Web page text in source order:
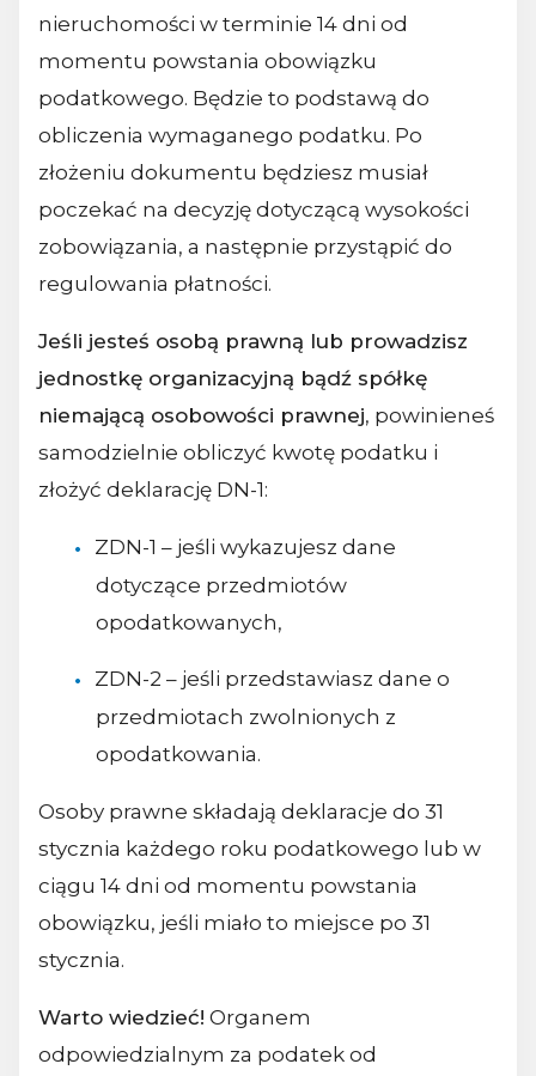
nieruchomości w terminie 14 dni od
momentu powstania obowiązku
podatkowego. Będzie to podstawą do
obliczenia wymaganego podatku. Po
złożeniu dokumentu będziesz musiał
poczekać na decyzję dotyczącą wysokości
zobowiązania, a następnie przystąpić do
regulowania płatności.
Jeśli jesteś osobą prawną lub prowadzisz
jednostkę organizacyjną bądź spółkę
niemającą osobowości prawnej, powinieneś
samodzielnie obliczyć kwotę podatku i
złożyć deklarację DN-1:
ZDN-1 – jeśli wykazujesz dane
dotyczące przedmiotów
opodatkowanych,
ZDN-2 – jeśli przedstawiasz dane o
przedmiotach zwolnionych z
opodatkowania.
Osoby prawne składają deklaracje do 31
stycznia każdego roku podatkowego lub w
ciągu 14 dni od momentu powstania
obowiązku, jeśli miało to miejsce po 31
stycznia.
Warto wiedzieć! Organem
odpowiedzialnym za podatek od